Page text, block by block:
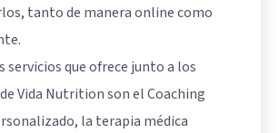
tanto de manera online como
servicios que ofrece junto a los
Vida Nutrition son el Coaching
la terapia médica